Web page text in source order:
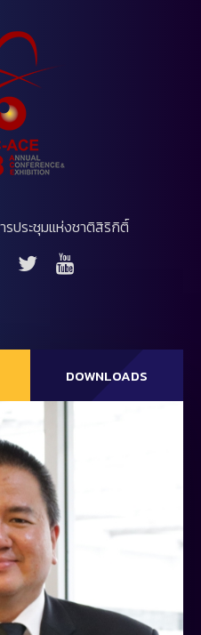
รประชุมแห่งชาติสิริกิติ์
DOWNLOADS